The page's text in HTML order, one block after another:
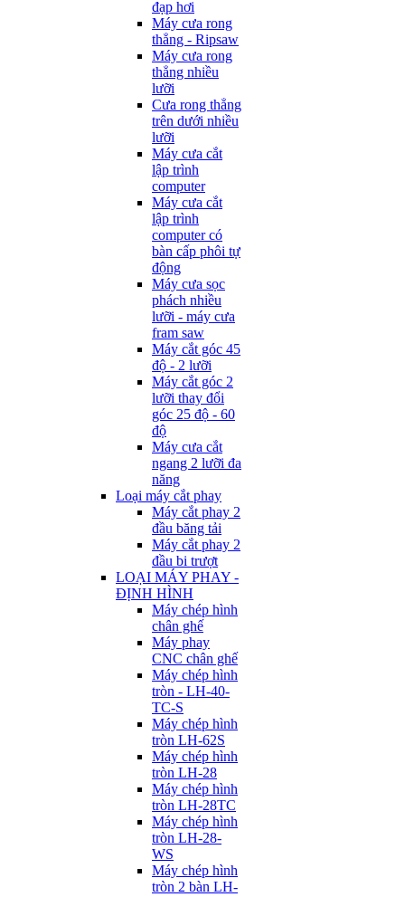
đạp hơi
Máy cưa rong
thẳng - Ripsaw
Máy cưa rong
thẳng nhiều
lưỡi
Cưa rong thẳng
trên dưới nhiều
lưỡi
Máy cưa cắt
lập trình
computer
Máy cưa cắt
lập trình
computer có
bàn cấp phôi tự
động
Máy cưa sọc
phách nhiều
lưỡi - máy cưa
fram saw
Máy cắt góc 45
độ - 2 lưỡi
Máy cắt góc 2
lưỡi thay đổi
góc 25 độ - 60
độ
Máy cưa cắt
ngang 2 lưỡi đa
năng
Loại máy cắt phay
Máy cắt phay 2
đầu băng tải
Máy cắt phay 2
đầu bi trượt
LOẠI MÁY PHAY -
ĐỊNH HÌNH
Máy chép hình
chân ghế
Máy phay
CNC chân ghế
Máy chép hình
tròn - LH-40-
TC-S
Máy chép hình
tròn LH-62S
Máy chép hình
tròn LH-28
Máy chép hình
tròn LH-28TC
Máy chép hình
tròn LH-28-
WS
Máy chép hình
tròn 2 bàn LH-